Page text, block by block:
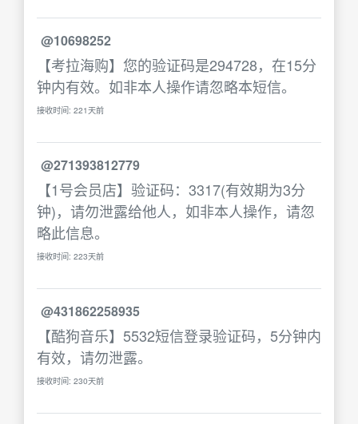
@10698252
【考拉海购】您的验证码是294728，在15分
钟内有效。如非本人操作请忽略本短信。
接收时间: 221天前
@271393812779
【1号会员店】验证码：3317(有效期为3分
钟)，请勿泄露给他人，如非本人操作，请忽
略此信息。
接收时间: 223天前
@431862258935
【酷狗音乐】5532短信登录验证码，5分钟内
有效，请勿泄露。
接收时间: 230天前